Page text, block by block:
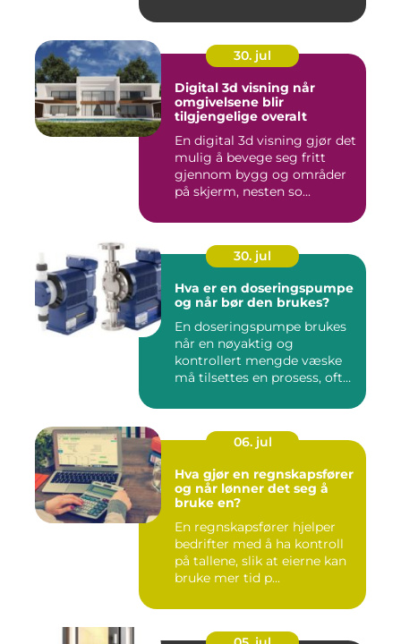
30. jul
Digital 3d visning når
omgivelsene blir
tilgjengelige overalt
En digital 3d visning gjør det
mulig å bevege seg fritt
gjennom bygg og områder
på skjerm, nesten so...
30. jul
Hva er en doseringspumpe
og når bør den brukes?
En doseringspumpe brukes
når en nøyaktig og
kontrollert mengde væske
må tilsettes en prosess, ofte
06. jul
Hva gjør en regnskapsfører
og når lønner det seg å
bruke en?
En regnskapsfører hjelper
bedrifter med å ha kontroll
på tallene, slik at eierne kan
bruke mer tid p...